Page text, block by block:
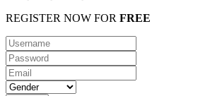
REGISTER NOW FOR FREE